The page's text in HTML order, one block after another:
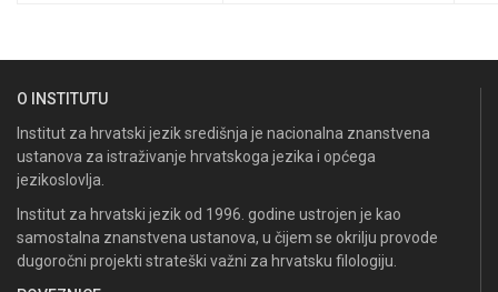
O INSTITUTU
Institut za hrvatski jezik središnja je nacionalna znanstvena
ustanova za istraživanje hrvatskoga jezika i općega
jezikoslovlja.
Institut za hrvatski jezik od 1996. godine ustrojen je kao
samostalna znanstvena ustanova, u čijem se okrilju provode
dugoročni projekti strateški važni za hrvatsku filologiju.